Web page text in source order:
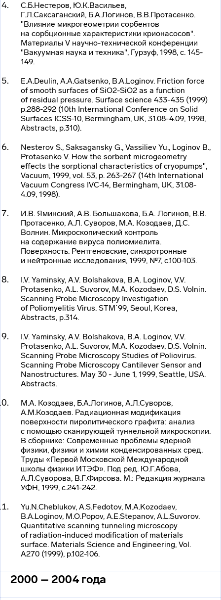
С.Б.Нестеров, Ю.К.Васильев,
Г.Л.Саксаганский, Б.А.Логинов, В.В.Протасенко.
"Влияние микрогеометрии сорбентов
на сорбционные характеристики крионасосов".
Материалы V научно-технической конференции
"Вакуумная наука и техника", Гурзуф, 1998, с. 145-
149.
E.A.Deulin, A.A.Gatsenko, B.A.Loginov. Friction force
of smooth surfaces of SiO2-SiO2 as a function
of residual pressure. Surface science 433-435 (1999)
p.288-292 (10th International Conference on Solid
Surfaces ICSS-10, Bermingham, UK, 31.08-4.09, 1998,
Abstracts, p.310).
Nesterov S., Saksagansky G., Vassiliev Yu., Loginov B.,
Protasenko V. How the sorbent microgeometry
effects the sorptional characteristics of cryopumps",
Vacuum, 1999, vol. 53, p. 263-267 (14th International
Vacuum Congress IVC-14, Bermingham, UK, 31.08-
4.09, 1998).
И.В. Яминский, А.В. Большакова, Б.А. Логинов, В.В.
Протасенко, А.Л. Суворов, М.А. Козодаев, Д.С.
Волнин. Микроскопический контроль
на содержание вируса полиомиелита.
Поверхность. Рентгеновские, синхротронные
и нейтронные исследования, 1999, №7, с.100-103.
I.V. Yaminsky, A.V. Bolshakova, B.A. Loginov, V.V.
Protasenko, A.L. Suvorov, M.A. Kozodaev, D.S. Volnin.
Scanning Probe Microscopy Investigation
of Poliomyelitis Virus. STM`99, Seoul, Korea,
Abstracts, p.314.
I.V. Yaminsky, A.V. Bolshakova, B.A. Loginov, V.V.
Protasenko, A.L. Suvorov, M.A. Kozodaev, D.S. Volnin.
Scanning Probe Microscopy Studies of Poliovirus.
Scanning Probe Microscopy Cantilever Sensor and
Nanostructures. May 30 - June 1, 1999, Seattle, USA.
Abstracts.
М.А. Козодаев, Б.А.Логинов, А.Л.Суворов,
А.М.Козодаев. Радиационная модификация
поверхности пиролитического графита: анализ
с помощью сканирующей туннельной микроскопии.
В сборнике: Современные проблемы ядерной
физики, физики и химии конденсированных сред.
Труды «Первой Московской Международной
школы физики ИТЭФ». Под ред. Ю.Г.Абова,
А.Л.Суворова, В.Г.Фирсова. М.: Редакция журнала
УФН, 1999, с.241-242.
Yu.N.Cheblukov, A.S.Fedotov, M.A.Kozodaev,
B.A.Loginov, M.O.Popov, A.E.Stepanov, A.L.Suvorov.
Quantitative scanning tunneling microscopy
of radiation-induced modification of materials
surface. Materials Science and Engineering, Vol.
A270 (1999), p.102-106.
2000 – 2004года